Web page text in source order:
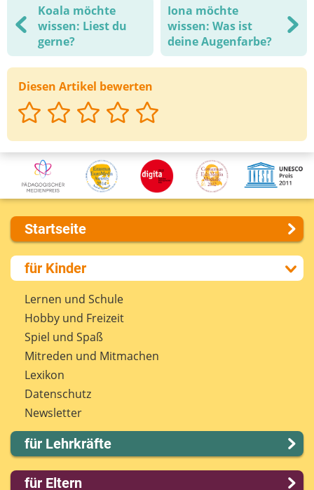
Koala möchte
wissen: Liest du
gerne?
Iona möchte
wissen: Was ist
deine Augenfarbe?
Diesen Artikel bewerten
Startseite
Über uns
Presse
Kontakt
Impressum
Internet-ABC Sitemap
Barrierefreiheit
Länderprojekte
für Kinder
Lernen und Schule
Hobby und Freizeit
Spiel und Spaß
Mitreden und Mitmachen
Lexikon
Datenschutz
Newsletter
für Lehrkräfte
Lernmodule
für Eltern